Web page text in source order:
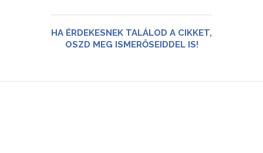
HA ÉRDEKESNEK TALÁLOD A CIKKET,
OSZD MEG ISMERŐSEIDDEL IS!